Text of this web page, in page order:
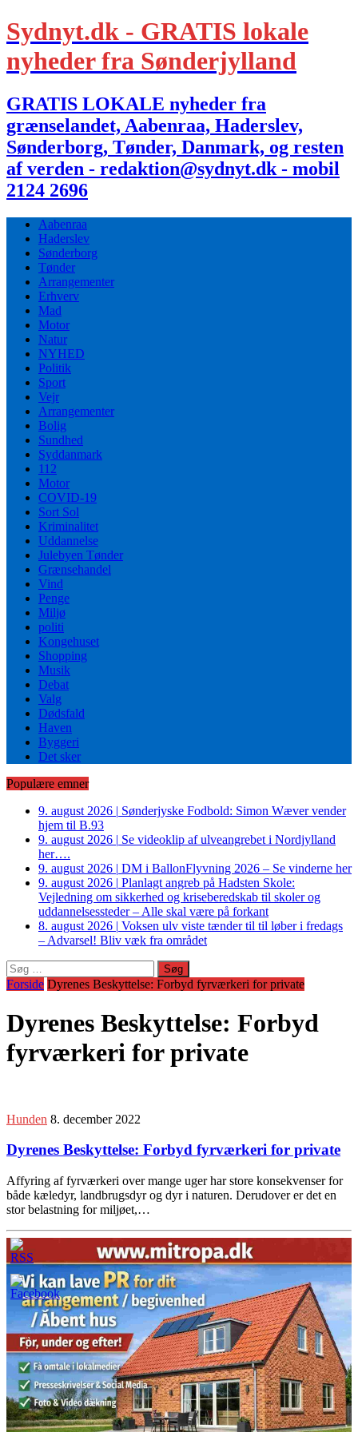
Sydnyt.dk - GRATIS lokale
nyheder fra Sønderjylland
GRATIS LOKALE nyheder fra
grænselandet, Aabenraa, Haderslev,
Sønderborg, Tønder, Danmark, og resten
af verden - redaktion@sydnyt.dk - mobil
2124 2696
Aabenraa
Haderslev
Sønderborg
Tønder
Arrangementer
Erhverv
Mad
Motor
Natur
NYHED
Politik
Sport
Vejr
Arrangementer
Bolig
Sundhed
Syddanmark
112
Motor
COVID-19
Sort Sol
Kriminalitet
Uddannelse
Julebyen Tønder
Grænsehandel
Vind
Penge
Miljø
politi
Kongehuset
Shopping
Musik
Debat
Valg
Dødsfald
Haven
Byggeri
Det sker
Populære emner
9. august 2026 | Sønderjyske Fodbold: Simon Wæver vender
hjem til B.93
9. august 2026 | Se videoklip af ulveangrebet i Nordjylland
her….
9. august 2026 | DM i BallonFlyvning 2026 – Se vinderne her
9. august 2026 | Planlagt angreb på Hadsten Skole:
Vejledning om sikkerhed og kriseberedskab til skoler og
uddannelsessteder – Alle skal være på forkant
8. august 2026 | Voksen ulv viste tænder til til løber i fredags
– Advarsel! Bliv væk fra området
Søg
efter:
Forside Dyrenes Beskyttelse: Forbyd fyrværkeri for private
Dyrenes Beskyttelse: Forbyd
fyrværkeri for private
Hunden 8. december 2022
Dyrenes Beskyttelse: Forbyd fyrværkeri for private
Affyring af fyrværkeri over mange uger har store konsekvenser for
både kæledyr, landbrugsdyr og dyr i naturen. Derudover er det en
stor belastning for miljøet,…